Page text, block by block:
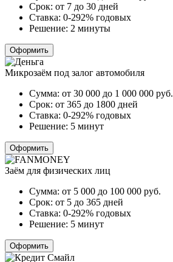
Срок: от 7 до 30 дней
Ставка: 0-292% годовых
Решение: 2 минуты
Оформить
Микрозаём под залог автомобиля
Сумма: от 30 000 до 1 000 000 руб.
Срок: от 365 до 1800 дней
Ставка: 0-292% годовых
Решение: 5 минут
Оформить
Заём для физических лиц
Сумма: от 5 000 до 100 000 руб.
Срок: от 5 до 365 дней
Ставка: 0-292% годовых
Решение: 5 минут
Оформить